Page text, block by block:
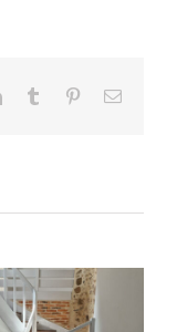
LinkedInTumblr PinterestEmail